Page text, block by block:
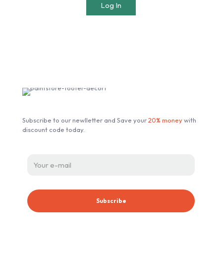
Log In
Subscribe to our newlletter and Save your20% moneywith
discount code today.